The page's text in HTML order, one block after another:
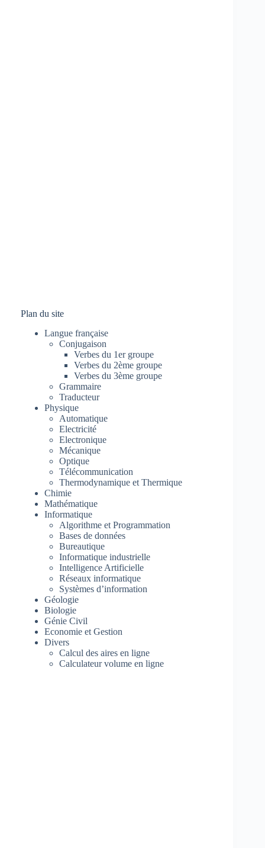
Plan du site
Langue française
Conjugaison
Verbes du 1er groupe
Verbes du 2ème groupe
Verbes du 3ème groupe
Grammaire
Traducteur
Physique
Automatique
Electricité
Electronique
Mécanique
Optique
Télécommunication
Thermodynamique et Thermique
Chimie
Mathématique
Informatique
Algorithme et Programmation
Bases de données
Bureautique
Informatique industrielle
Intelligence Artificielle
Réseaux informatique
Systèmes d’information
Géologie
Biologie
Génie Civil
Economie et Gestion
Divers
Calcul des aires en ligne
Calculateur volume en ligne